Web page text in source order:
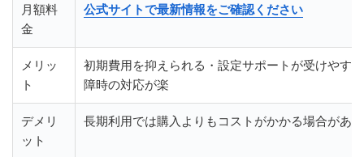
月額料
金
公式サイトで最新情報をご確認ください
メリッ
ト
初期費用を抑えられる・設定サポートが受けやす
障時の対応が楽
デメリ
ット
長期利用では購入よりもコストがかかる場合がある